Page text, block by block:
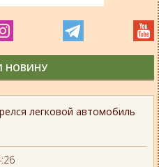
легковой автомобиль
НОВИНУ